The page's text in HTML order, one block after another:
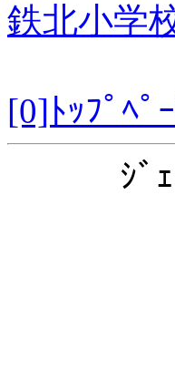
鉄北小学
[0]ﾄｯﾌﾟﾍﾟ
ｼﾞ